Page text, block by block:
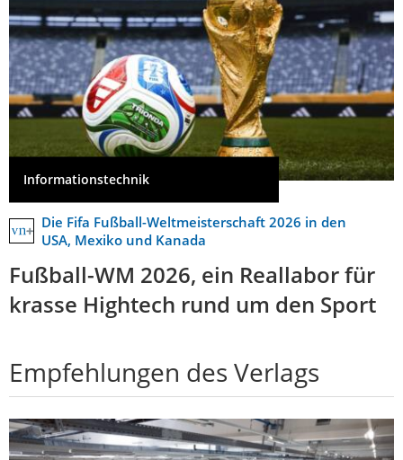
Informationstechnik
Die Fifa Fußball-Weltmeisterschaft 2026 in den
USA, Mexiko und Kanada
Fußball-WM 2026, ein Reallabor für
krasse Hightech rund um den Sport
Empfehlungen des Verlags